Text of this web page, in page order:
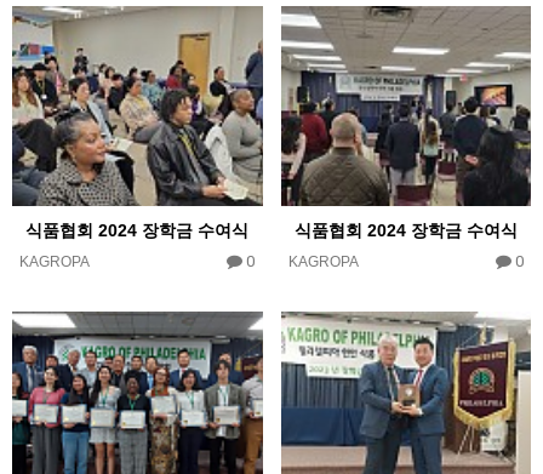
식품협회 2024 장학금 수여식
KAGROPA 0
식품협회 2024 장학금 수여식
KAGROPA 0